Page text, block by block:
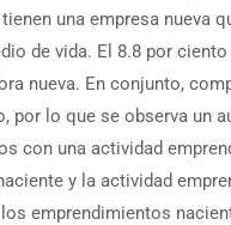
una empresa nueva
de vida. El 8.8 por
nueva. En conjunto,
por lo que se observa un
con una actividad
y la actividad
emprendimientos